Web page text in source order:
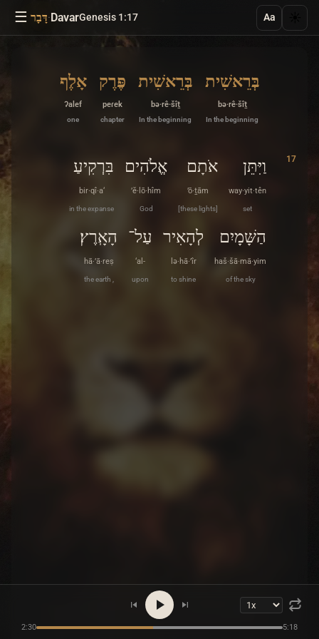
☰ דָּבָר·DavarGenesis 1:17 Aa
בְּרֵאשִׁית
bə·rê·šîṯ
In the beginning
בְּרֵאשִׁית
bə·rê·šîṯ
In the beginning
פֶּרֶק
peɾek
chapter
אָלֶף
ʔalef
one
17 וַיִּתֵּן
way·yit·tên
set
אֹתָם
’ō·ṯām
[these lights]
אֱלֹהִים
’ĕ·lō·hîm
God
בִּרְקִיעַ
bir·qî·a‘
in the expanse
הַשָּׁמָיִם
haš·šā·mā·yim
of the sky
לְהָאִיר
lə·hā·’îr
to shine
עַל־
‘al-
upon
הָאָֽרֶץ׃
hā·’ā·reṣ
the earth ,
2:30 5:18